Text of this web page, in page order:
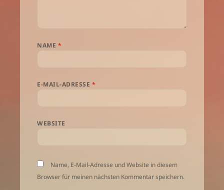
NAME *
E-MAIL-ADRESSE *
WEBSITE
Name, E-Mail-Adresse und Website in diesem
Browser für meinen nächsten Kommentar speichern.